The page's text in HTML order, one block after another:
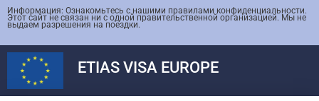
Информация: Ознакомьтесь с нашими правилами конфиденциальности.
Этот сайт не связан ни с одной правительственной организацией. Мы не
выдаем разрешения на поездки.
ETIASVISA EUROPE